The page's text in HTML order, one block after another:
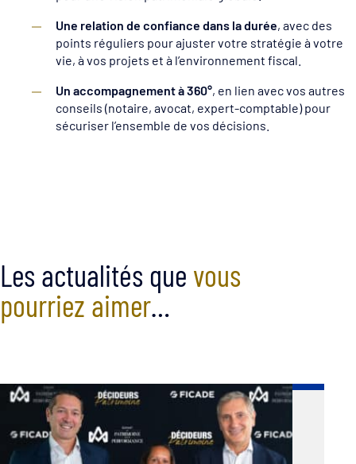
Une relation de confiance dans la durée, avec des
points réguliers pour ajuster votre stratégie à votre
vie, à vos projets et à l’environnement fiscal.
Un accompagnement à 360°, en lien avec vos autres
conseils (notaire, avocat, expert-comptable) pour
sécuriser l’ensemble de vos décisions.
Les actualités que vous
pourriez aimer…